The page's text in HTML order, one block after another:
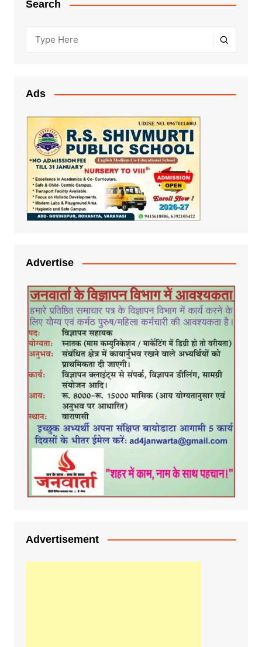
Search
Ads
Advertise
Advertisement